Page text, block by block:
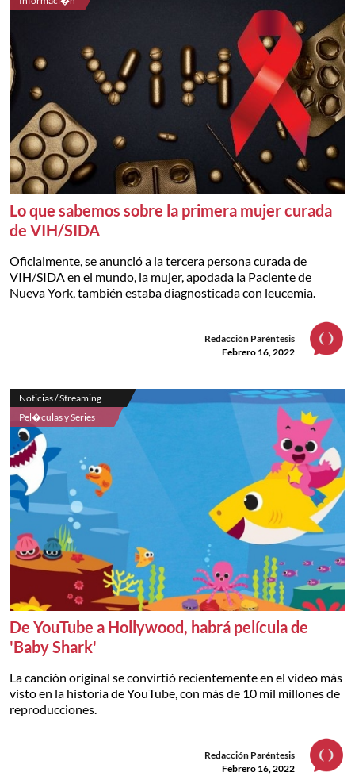
Lo que sabemos sobre la primera mujer curada
de VIH/SIDA
Oficialmente, se anunció a la tercera persona curada de
VIH/SIDA en el mundo, la mujer, apodada la Paciente de
Nueva York, también estaba diagnosticada con leucemia.
Redacción Paréntesis
Febrero 16, 2022
Noticias / Streaming
Pel�culas y Series
De YouTube a Hollywood, habrá película de
'Baby Shark'
La canción original se convirtió recientemente en el video más
visto en la historia de YouTube, con más de 10 mil millones de
reproducciones.
Redacción Paréntesis
Febrero 16, 2022